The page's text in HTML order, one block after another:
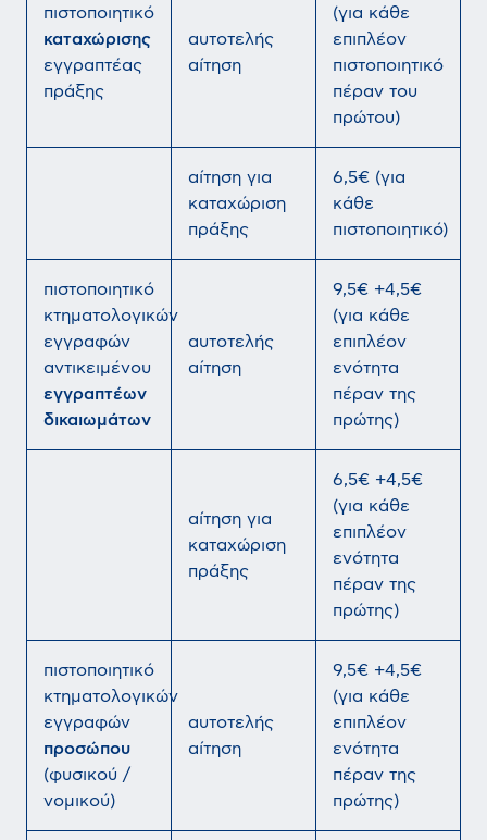
πιστοποιητικό
καταχώρισης
εγγραπτέας
πράξης
αυτοτελής
αίτηση
(για κάθε
επιπλέον
πιστοποιητικό
πέραν του
πρώτου)
αίτηση για
καταχώριση
πράξης
6,5€ (για
κάθε
πιστοποιητικό)
πιστοποιητικό
κτηματολογικών
εγγραφών
αντικειμένου
εγγραπτέων
δικαιωμάτων
αυτοτελής
αίτηση
9,5€ +4,5€
(για κάθε
επιπλέον
ενότητα
πέραν της
πρώτης)
αίτηση για
καταχώριση
πράξης
6,5€ +4,5€
(για κάθε
επιπλέον
ενότητα
πέραν της
πρώτης)
πιστοποιητικό
κτηματολογικών
εγγραφών
προσώπου
(φυσικού /
νομικού)
αυτοτελής
αίτηση
9,5€ +4,5€
(για κάθε
επιπλέον
ενότητα
πέραν της
πρώτης)